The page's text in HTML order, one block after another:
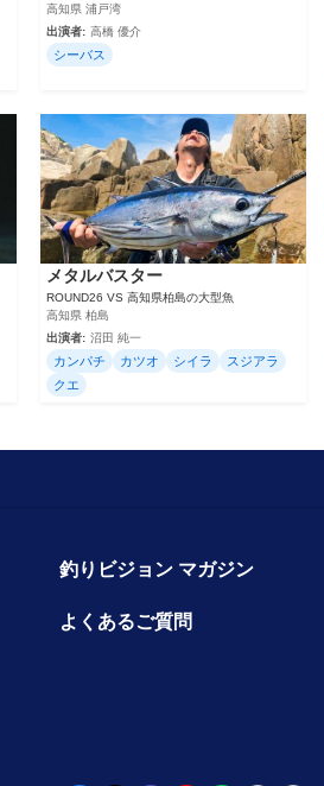
高知県 浦戸湾
出演者: 高橋 優介
シーバス
メタルバスター
ROUND26 VS 高知県柏島の大型魚
高知県 柏島
出演者: 沼田 純一
カンパチ カツオ シイラ
スジアラ
クエ
釣りビジョン マガジン
よくあるご質問